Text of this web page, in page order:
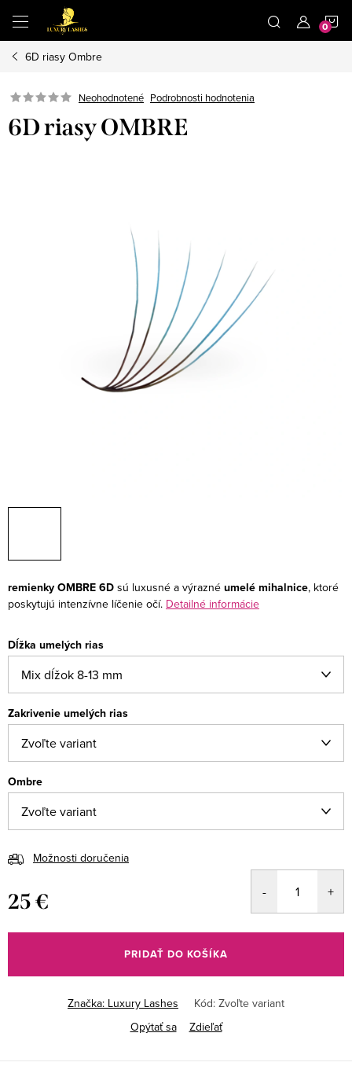
obsah
6D riasy Ombre
Neohodnotené Podrobnosti hodnotenia
6D riasy OMBRE
remienky OMBRE 6D sú luxusné a výrazné umelé mihalnice, ktoré
poskytujú intenzívne líčenie očí. Detailné informácie
Dĺžka umelých rias
Zakrivenie umelých rias
Ombre
Možnosti doručenia
25 €
cena:
PRIDAŤ DO KOŠÍKA
Značka: Luxury Lashes Kód: Zvoľte variant
Opýtať sa
Zdieľať